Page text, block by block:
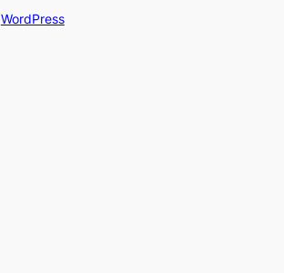
WordPress